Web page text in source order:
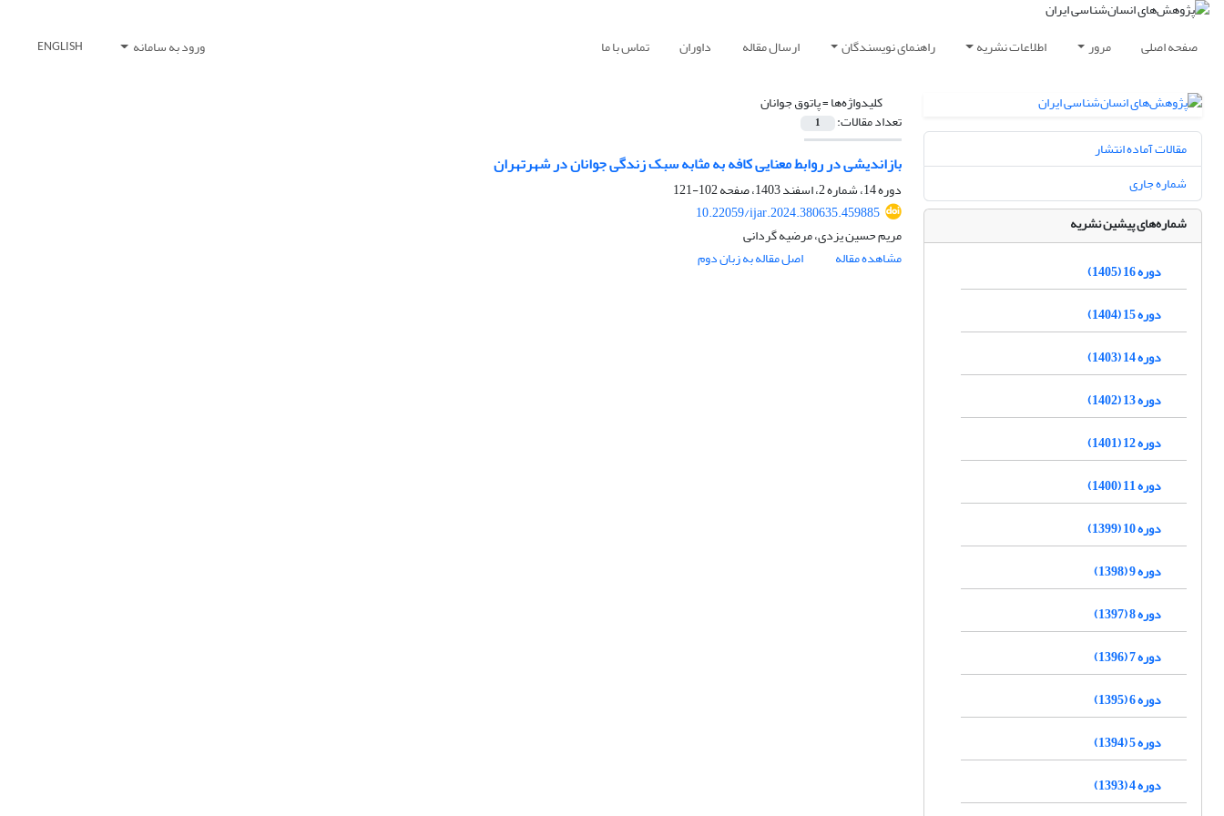
صفحه اصلی مرور اطلاعات نشریه راهنمای نویسندگان ارسال مقاله داوران تماس با ما ورود به سامانه ENGLISH
کلیدواژه‌ها =پاتوق جوانان
تعداد مقالات: 1
بازاندیشی در روابط معنایی کافه به مثابه سبک زندگی جوانان در شهرتهران
دوره 14، شماره 2، اسفند 1403، صفحه
102-121
10.22059/ijar.2024.380635.459885
مریم حسین یزدی، مرضیه گردانی
مشاهده مقاله
اصل مقاله به زبان دوم
مقالات آماده انتشار
شماره جاری
شماره‌های پیشین نشریه
دوره 16 (1405)
دوره 15 (1404)
دوره 14 (1403)
دوره 13 (1402)
دوره 12 (1401)
دوره 11 (1400)
دوره 10 (1399)
دوره 9 (1398)
دوره 8 (1397)
دوره 7 (1396)
دوره 6 (1395)
دوره 5 (1394)
دوره 4 (1393)